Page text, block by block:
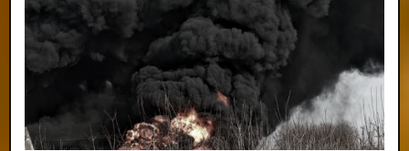
-- Люблю давать советы и очень не люблю, когда их дают мне.